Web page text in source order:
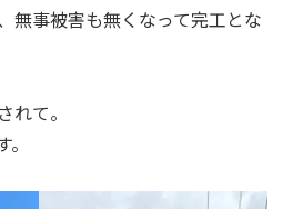
無事被害も無くなって完工とな
れて。